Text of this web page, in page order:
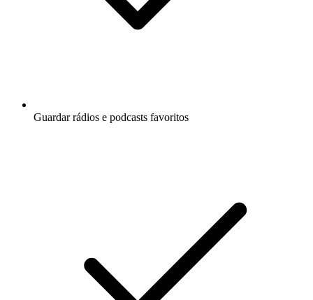
Guardar rádios e podcasts favoritos